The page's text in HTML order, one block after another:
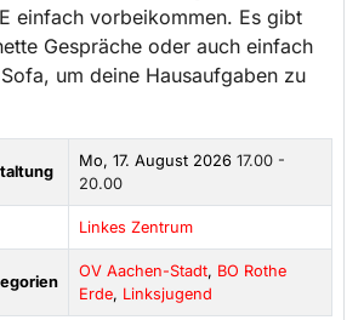
einfach vorbeikommen. Es gibt
Gespräche oder auch einfach
um deine Hausaufgaben zu
Mo, 17. August 202617.00 -
20.00
Linkes Zentrum
OV Aachen-Stadt, BO Rothe
Erde, Linksjugend